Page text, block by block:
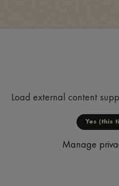
Load external content
Yes (this
Manage